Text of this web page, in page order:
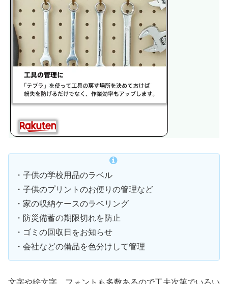
・子供の学校用品のラベル
・子供のプリントのお便りの管理など
・家の収納ケースのラベリング
・防災備蓄の期限切れを防止
・ゴミの回収日をお知らせ
・会社などの備品を色分けして管理
文字や絵文字、フォントも多数あるので工夫次第でいろい